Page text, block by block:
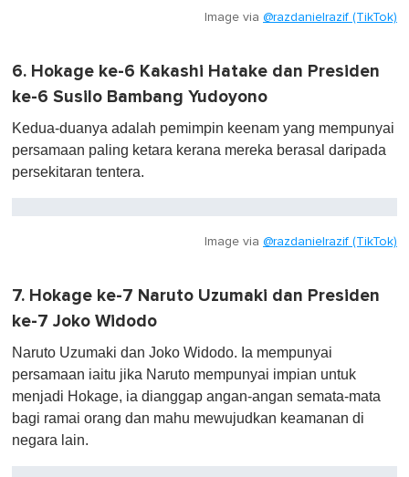
Image via @razdanielrazif (TikTok)
6. Hokage ke-6 Kakashi Hatake dan Presiden
ke-6 Susilo Bambang Yudoyono
Kedua-duanya adalah pemimpin keenam yang mempunyai
persamaan paling ketara kerana mereka berasal daripada
persekitaran tentera.
Image via @razdanielrazif (TikTok)
7. Hokage ke-7 Naruto Uzumaki dan Presiden
ke-7 Joko Widodo
Naruto Uzumaki dan Joko Widodo. Ia mempunyai
persamaan iaitu jika Naruto mempunyai impian untuk
menjadi Hokage, ia dianggap angan-angan semata-mata
bagi ramai orang dan mahu mewujudkan keamanan di
negara lain.